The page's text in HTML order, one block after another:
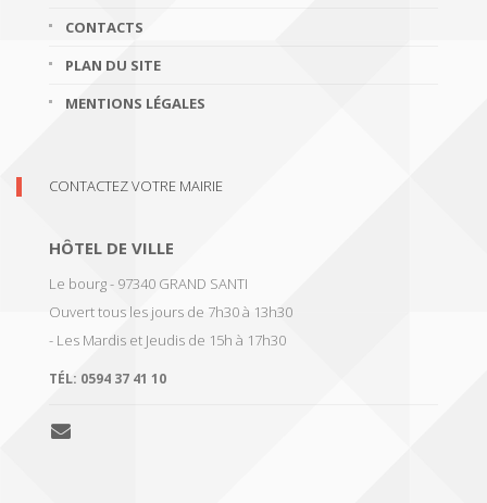
CONTACTS
PLAN DU SITE
MENTIONS LÉGALES
CONTACTEZ VOTRE MAIRIE
HÔTEL DE VILLE
Le bourg - 97340 GRAND SANTI
Ouvert tous les jours de 7h30 à 13h30
- Les Mardis et Jeudis de 15h à 17h30
TÉL: 0594 37 41 10